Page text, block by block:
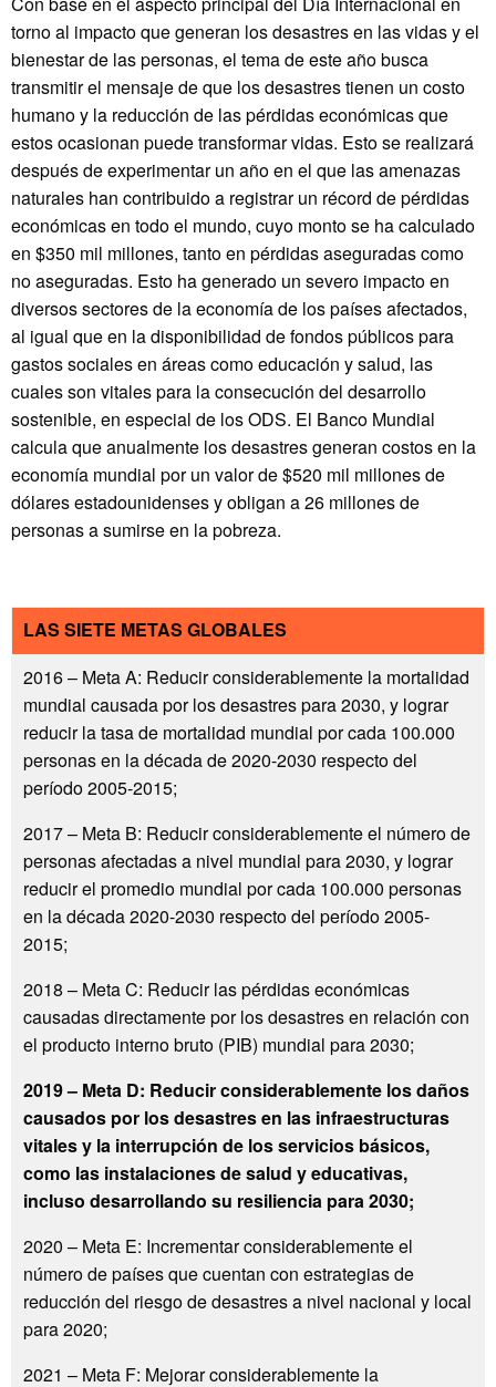
torno al impacto que generan los desastres en las vidas y el
bienestar de las personas, el tema de este año busca
transmitir el mensaje de que los desastres tienen un costo
humano y la reducción de las pérdidas económicas que
estos ocasionan puede transformar vidas. Esto se realizará
después de experimentar un año en el que las amenazas
naturales han contribuido a registrar un récord de pérdidas
económicas en todo el mundo, cuyo monto se ha calculado
en $350 mil millones, tanto en pérdidas aseguradas como
no aseguradas. Esto ha generado un severo impacto en
diversos sectores de la economía de los países afectados,
al igual que en la disponibilidad de fondos públicos para
gastos sociales en áreas como educación y salud, las
cuales son vitales para la consecución del desarrollo
sostenible, en especial de los ODS. El Banco Mundial
calcula que anualmente los desastres generan costos en la
economía mundial por un valor de $520 mil millones de
dólares estadounidenses y obligan a 26 millones de
personas a sumirse en la pobreza.
LAS SIETE METAS GLOBALES
2016 – Meta A: Reducir considerablemente la mortalidad
mundial causada por los desastres para 2030, y lograr
reducir la tasa de mortalidad mundial por cada 100.000
personas en la década de 2020-2030 respecto del
período 2005-2015;
2017 – Meta B: Reducir considerablemente el número de
personas afectadas a nivel mundial para 2030, y lograr
reducir el promedio mundial por cada 100.000 personas
en la década 2020-2030 respecto del período 2005-
2015;
2018 – Meta C: Reducir las pérdidas económicas
causadas directamente por los desastres en relación con
el producto interno bruto (PIB) mundial para 2030;
2019 – Meta D: Reducir considerablemente los daños
causados por los desastres en las infraestructuras
vitales y la interrupción de los servicios básicos,
como las instalaciones de salud y educativas,
incluso desarrollando su resiliencia para 2030;
2020 – Meta E: Incrementar considerablemente el
número de países que cuentan con estrategias de
reducción del riesgo de desastres a nivel nacional y local
para 2020;
2021 – Meta F: Mejorar considerablemente la